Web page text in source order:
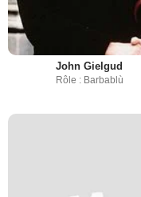
John Gielgud
Rôle : Barbablù